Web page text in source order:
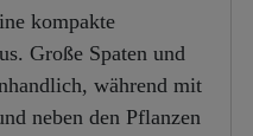
kompakte
Große Spaten und
während mit
neben den Pflanzen